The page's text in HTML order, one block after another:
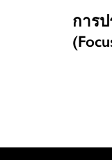
การ